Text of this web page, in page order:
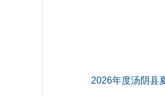
2026年度汤阴县